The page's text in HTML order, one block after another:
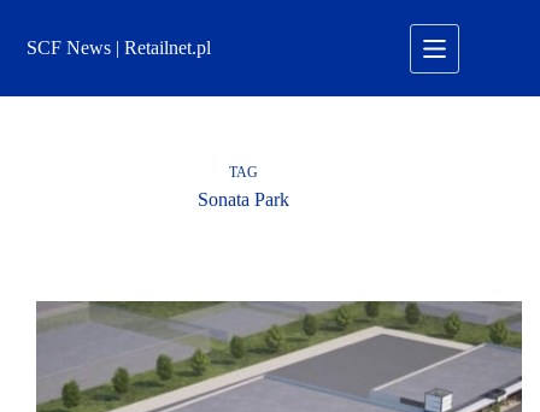
treściSCF News | Retailnet.pl
TAG
Sonata Park